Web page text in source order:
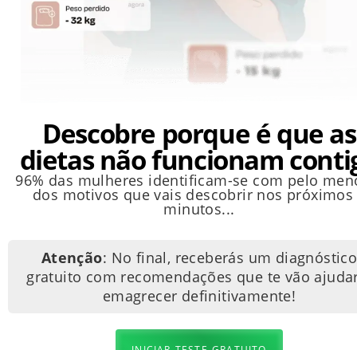
Descobre porque é que as
dietas não funcionam
96% das mulheres identificam-se com pelo
dos motivos que vais descobrir nos próximos
minutos...
Atenção: No final, receberás um diagnóstico
gratuito com recomendações que te vão
emagrecer definitivamente!